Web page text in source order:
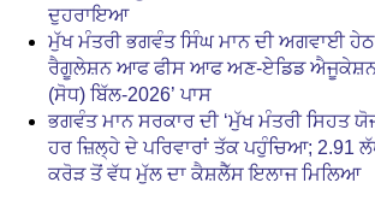
ਦੁਹਰਾਇਆ
ਮੁੱਖ ਮੰਤਰੀ ਭਗਵੰਤ ਸਿੰਘ ਮਾਨ ਦੀ ਅਗਵਾਈ ਹੇਠ
ਰੈਗੂਲੇਸ਼ਨ ਆਫ ਫੀਸ ਆਫ ਅਣ-ਏਡਿਡ
(ਸੋਧ) ਬਿੱਲ-2026’ ਪਾਸ
ਭਗਵੰਤ ਮਾਨ ਸਰਕਾਰ ਦੀ ‘ਮੁੱਖ ਮੰਤਰੀ ਸਿਹਤ
ਹਰ ਜ਼ਿਲ੍ਹੇ ਦੇ ਪਰਿਵਾਰਾਂ ਤੱਕ ਪਹੁੰਚਿਆ; 2.91
ਕਰੋੜ ਤੋਂ ਵੱਧ ਮੁੱਲ ਦਾ ਕੈਸ਼ਲੈੱਸ ਇਲਾਜ ਮਿਲਿਆ